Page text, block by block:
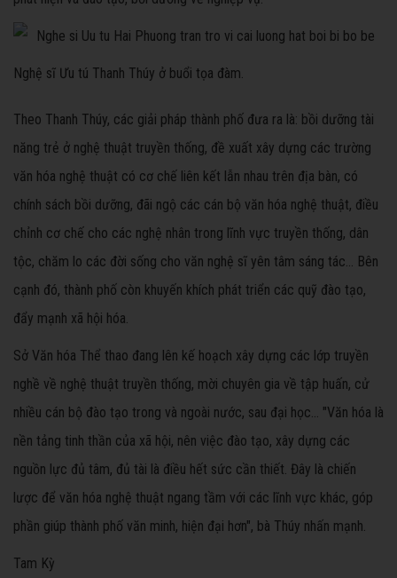
Nghệ sĩ Ưu tú Thanh Thúy ở buổi tọa đàm.
Theo Thanh Thúy, các giải pháp thành phố đưa ra là: bồi dưỡng tài
năng trẻ ở nghệ thuật truyền thống, đề xuất xây dựng các trường
văn hóa nghệ thuật có cơ chế liên kết lẫn nhau trên địa bàn, có
chính sách bồi dưỡng, đãi ngộ các cán bộ văn hóa nghệ thuật, điều
chỉnh cơ chế cho các nghệ nhân trong lĩnh vực truyền thống, dân
tộc, chăm lo các đời sống cho văn nghệ sĩ yên tâm sáng tác... Bên
cạnh đó, thành phố còn khuyến khích phát triển các quỹ đào tạo,
đẩy mạnh xã hội hóa.
Sở Văn hóa Thể thao đang lên kế hoạch xây dựng các lớp truyền
nghề về nghệ thuật truyền thống, mời chuyên gia về tập huấn, cử
nhiều cán bộ đào tạo trong và ngoài nước, sau đại học... "Văn hóa là
nền tảng tinh thần của xã hội, nên việc đào tạo, xây dựng các
nguồn lực đủ tâm, đủ tài là điều hết sức cần thiết. Đây là chiến
lược để văn hóa nghệ thuật ngang tầm với các lĩnh vực khác, góp
phần giúp thành phố văn minh, hiện đại hơn", bà Thúy nhấn mạnh.
Tam Kỳ